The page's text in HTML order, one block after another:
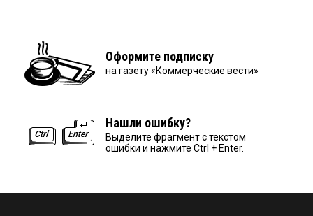
Оформите подписку
на газету «Коммерческие вести»
Нашли ошибку?
Выделите фрагмент с текстом
ошибки и нажмите Ctrl + Enter.